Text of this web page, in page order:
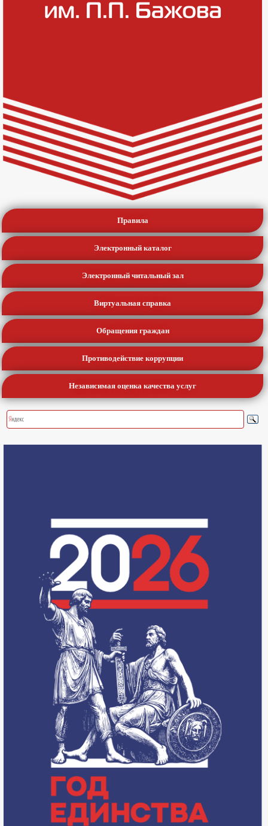
Правила
Электронный каталог
Электронный читальный зал
Виртуальная справка
Обращения граждан
Противодействие коррупции
Независимая оценка качества услуг